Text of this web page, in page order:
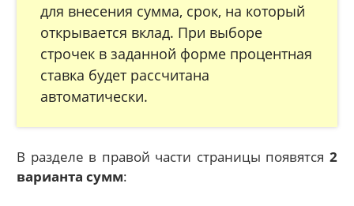
для внесения сумма, срок, на который
открывается вклад. При выборе
строчек в заданной форме процентная
ставка будет рассчитана
автоматически.
В разделе в правой части страницы появятся 2
варианта сумм: